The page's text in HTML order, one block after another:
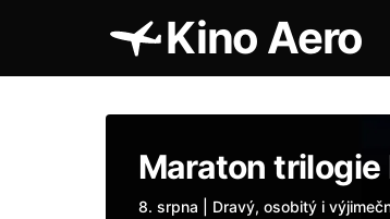
Kino Aero
Maraton trilogie
8. srpna | Dravý, osobitý i